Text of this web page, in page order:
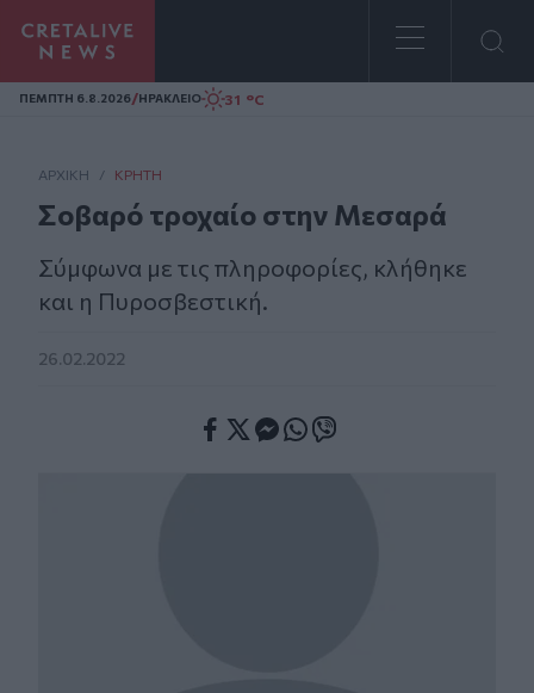
Homepage
ΠΕΜΠΤΗ 6.8.2026/ΗΡΑΚΛΕΙΟ 31 °C
ΑΡΧΙΚΗ / ΚΡΉΤΗ
Σοβαρό τροχαίο στην Μεσαρά
Σύμφωνα με τις πληροφορίες, κλήθηκε
και η Πυροσβεστική.
26.02.2022